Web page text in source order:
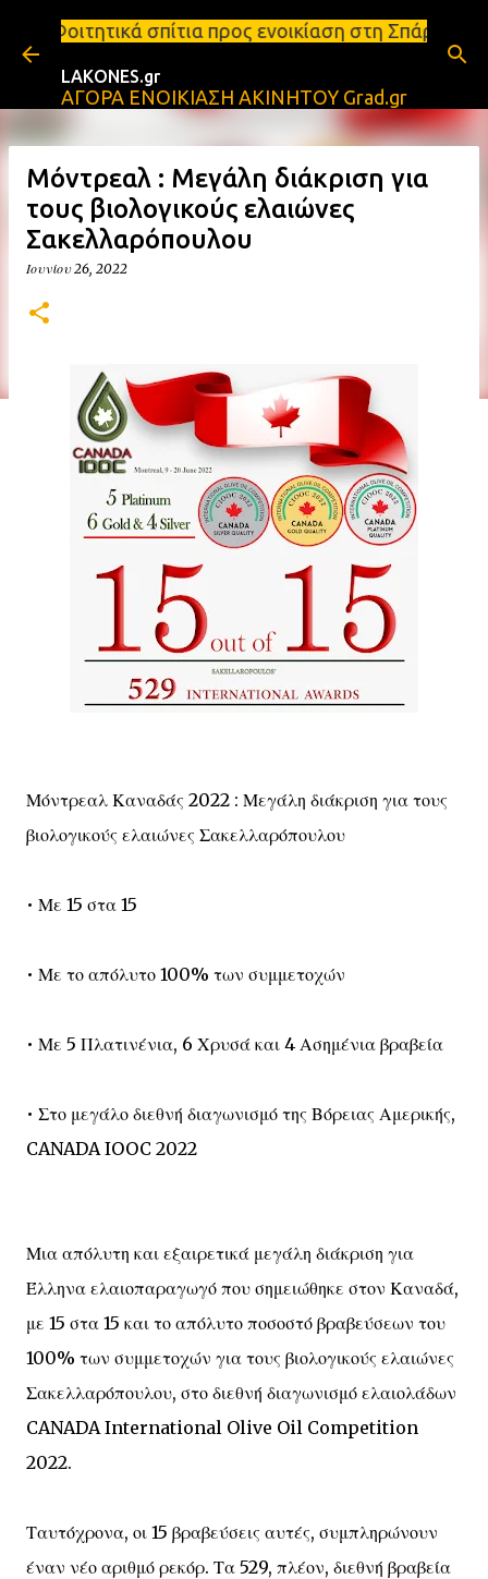
Μετάβαση στο κύριο περιεχόμενο
προς ενοικίαση στη Σπάρτη Ενοικιάσεις
LAKONES.gr
ΑΓΟΡΑ ΕΝΟΙΚΙΑΣΗ ΑΚΙΝΗΤΟΥ Grad.gr
Μόντρεαλ : Μεγάλη διάκριση για
τους βιολογικούς ελαιώνες
Σακελλαρόπουλου
Ιουνίου 26, 2022
Μόντρεαλ Καναδάς 2022 : Μεγάλη διάκριση για τους
βιολογικούς ελαιώνες Σακελλαρόπουλου
• Με 15 στα 15
• Με το απόλυτο 100% των συμμετοχών
• Με 5 Πλατινένια, 6 Χρυσά και 4 Ασημένια βραβεία
• Στο μεγάλο διεθνή διαγωνισμό της Βόρειας Αμερικής,
CANADA IOOC 2022
Μια απόλυτη και εξαιρετικά μεγάλη διάκριση για
Έλληνα ελαιοπαραγωγό που σημειώθηκε στον Καναδά,
με 15 στα 15 και το απόλυτο ποσοστό βραβεύσεων του
100% των συμμετοχών για τους βιολογικούς ελαιώνες
Σακελλαρόπουλου, στο διεθνή διαγωνισμό ελαιολάδων
CANADA International Olive Oil Competition
2022.
Ταυτόχρονα, οι 15 βραβεύσεις αυτές, συμπληρώνουν
έναν νέο αριθμό ρεκόρ. Τα 529, πλέον, διεθνή βραβεία